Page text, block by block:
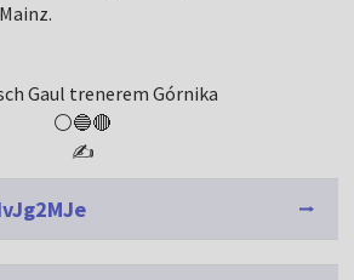
Gaul trenerem Górnika
⚪️🔵🔴
✍️